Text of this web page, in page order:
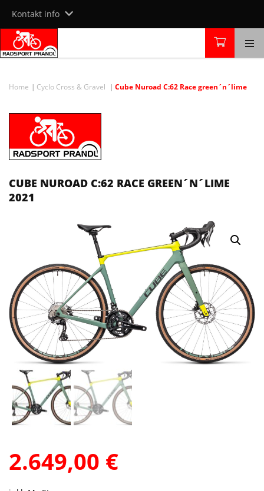
content
Kontakt info
Home Cyclo Cross & Gravel Cube Nuroad C:62 Race green´n´lime
CUBE NUROAD C:62 RACE GREEN´N´LIME
2021
2.649,00 €